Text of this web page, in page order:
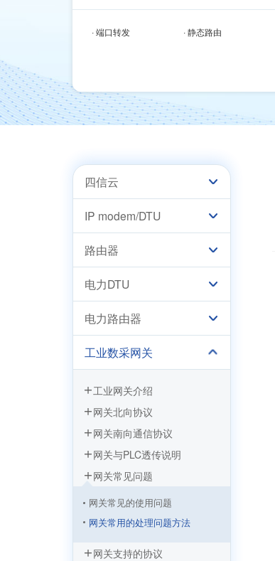
· 端口转发 · 静态路由
四信云
IP modem/DTU
路由器
电力DTU
电力路由器
工业数采网关
工业网关介绍
网关北向协议
网关南向通信协议
网关与PLC透传说明
网关常见问题
网关常见的使用问题
网关常用的处理问题方法
网关支持的协议